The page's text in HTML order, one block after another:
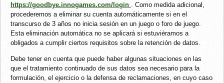
https://goodbye.innogames.com/login . Como medida adicional,
procederemos a eliminar su cuenta automáticamente si en el
transcurso de 3 años no inicia sesión en un juego o foro de juego.
Esta eliminación automática no se aplicará si estuviéramos a
obligados a cumplir ciertos requisitos sobre la retención de datos.
Debe tener en cuenta que puede haber algunas situaciones en las
que el tratamiento continuado de sus datos sea necesario para la
formulación, el ejercicio o la defensa de reclamaciones, en cuyo caso